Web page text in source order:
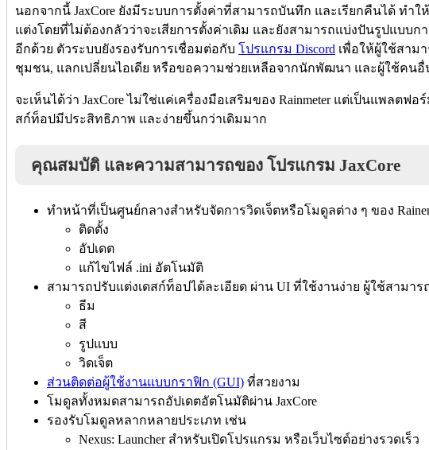
นอกจากนี้ JaxCore ยังมีระบบการตั้งค่าที่สามารถบันทึก และเรียกคืนได้ ทำ
แต่งโดยที่ไม่ต้องกลัวว่าจะเสียการตั้งค่าเดิม และยังสามารถแบ่งปันรูปแบบ
อีกด้วย ตัวระบบยังรองรับการเชื่อมต่อกับ โปรแกรม Discord เพื่อให้ผู้ใช้สาม
ชุมชน, แลกเปลี่ยนไอเดีย หรือขอความช่วยเหลือจากนักพัฒนา และผู้ใช้คนอื่
จะเห็นได้ว่า JaxCore ไม่ใช่แค่เครื่องมือเสริมของ Rainmeter แต่เป็นแพลตฟ
สก์ท็อปมีประสิทธิภาพ และง่ายขึ้นกว่าเดิมมาก
คุณสมบัติ และความสามารถของ โปรแกรม JaxCore
ทำหน้าที่เป็นศูนย์กลางสำหรับจัดการวิดเจ็ตหรือโมดูลต่าง ๆ ของ
ติดตั้ง
อัปเดต
แก้ไขไฟล์ .ini อัตโนมัติ
สามารถปรับแต่งเดสก์ท็อปได้ละเอียด ผ่าน UI ที่ใช้งานง่าย ผู้ใช้สามาร
ธีม
สี
รูปแบบ
วิดเจ็ต
ส่วนติดต่อผู้ใช้งานแบบกราฟิก (GUI) ที่สวยงาม
โมดูลทั้งหมดสามารถอัปเดตอัตโนมัติผ่าน JaxCore
รองรับโมดูลหลากหลายประเภท เช่น
Nexus: Launcher สำหรับเปิดโปรแกรม หรือเว็บไซต์อย่างรวดเร็ว